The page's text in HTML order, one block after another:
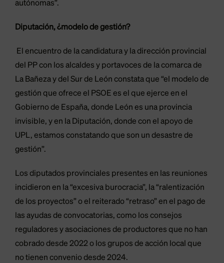
autónomas”.
Diputación, ¿modelo de gestión?
El encuentro de la candidatura y la dirección provincial
del PP con los alcaldes y portavoces de la comarca de
La Bañeza y del Sur de León constata que “el modelo de
gestión que ofrece el PSOE es el que ejerce en el
Gobierno de España, donde León es una provincia
invisible, y en la Diputación, donde con el apoyo de
UPL, estamos constatando que son un desastre de
gestión”.
Los diputados provinciales presentes en las reuniones
incidieron en la “excesiva burocracia”, la “ralentización
de los proyectos” o el reiterado “retraso” en el pago de
las ayudas de convocatorias, como los consejos
reguladores y asociaciones de productores que no han
cobrado desde 2022 o los grupos de acción local que
no tienen convenio desde 2024.